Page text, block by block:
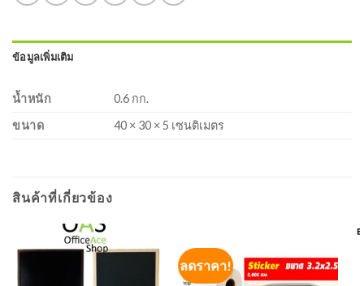
ข้อมูลเพิ่มเติม
น้ำหนัก
0.6 กก.
ขนาด
40 × 30 × 5 เซนติเมตร
สินค้าที่เกี่ยวข้อง
ลดราคา!